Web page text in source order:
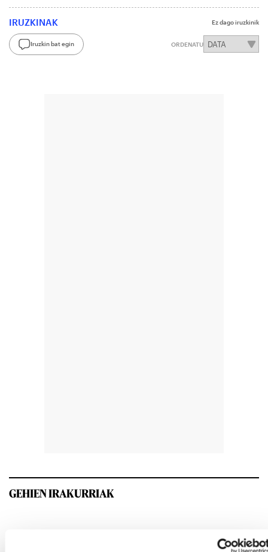
IRUZKINAK Ez dago iruzkinik
Iruzkin bat egin ORDENATU
GEHIEN IRAKURRIAK